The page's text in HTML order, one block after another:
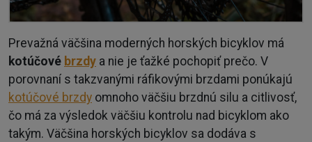
Prevažná väčšina moderných horských bicyklov má
kotúčové brzdy a nie je ťažké pochopiť prečo. V
porovnaní s takzvanými ráfikovými brzdami ponúkajú
kotúčové brzdy omnoho väčšiu brzdnú silu a citlivosť,
čo má za výsledok väčšiu kontrolu nad bicyklom ako
takým. Väčšina horských bicyklov sa dodáva s